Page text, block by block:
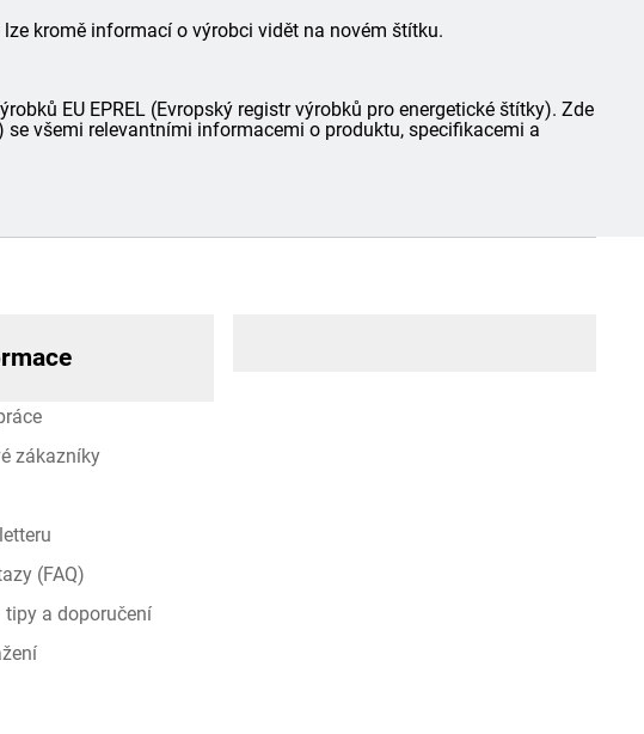
kromě informací o výrobci vidět na novém štítku.
EU EPREL (Evropský registr výrobků pro energetické štítky). Zde
všemi relevantními informacemi o produktu, specifikacemi a
zákazníky
(FAQ)
tipy a doporučení